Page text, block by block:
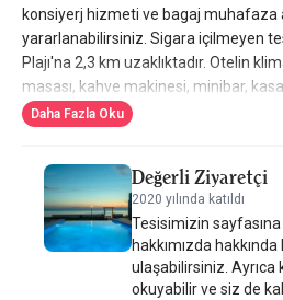
konsiyerj hizmeti ve bagaj muhafaza
yararlanabilirsiniz. Sigara içilmeyen
Plajı'na 2,3 km uzaklıktadır. Otelin
masası, kahve makinesi, minibar,
duşlu özel banyo vardır. Odalarda su
Castello Plajı Sithonia 2,9 km
olan Selanik Havalimanı ise
mesafededir. Otel ücretli havalimanı
Daha Fazla Oku
Değerli Ziyaretçi
2020 yılında katıldı
Tesisimizin
hakkımızda
ulaşabilirsiniz. Ayrıca
okuyabilir ve siz de